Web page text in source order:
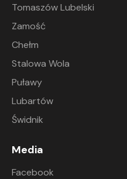
Tomaszów Lubelski
Zamość
Chełm
Stalowa Wola
Puławy
Lubartów
Świdnik
Media
Facebook